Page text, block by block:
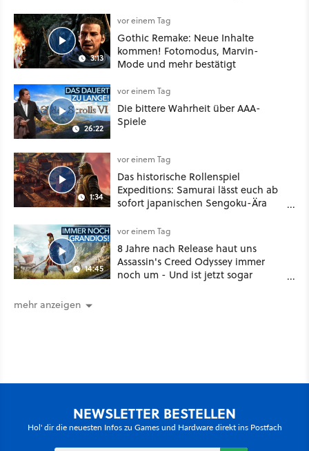
Klasse
3:13
vor einem Tag
Gothic Remake: Neue Inhalte
kommen! Fotomodus, Marvin-
Mode und mehr bestätigt
26:22
vor einem Tag
Die bittere Wahrheit über AAA-
Spiele
1:34
vor einem Tag
Das historische Rollenspiel
Expeditions: Samurai lässt euch ab
sofort japanischen Sengoku-Ära
oder Diplomatie
14:45
vor einem Tag
8 Jahre nach Release haut uns
Assassin's Creed Odyssey immer
noch um - Und ist jetzt sogar
mehr anzeigen
NEWSLETTER BESTELLEN
Hol' dir die neuesten Infos zu Games und Hardware direkt ins Postfach